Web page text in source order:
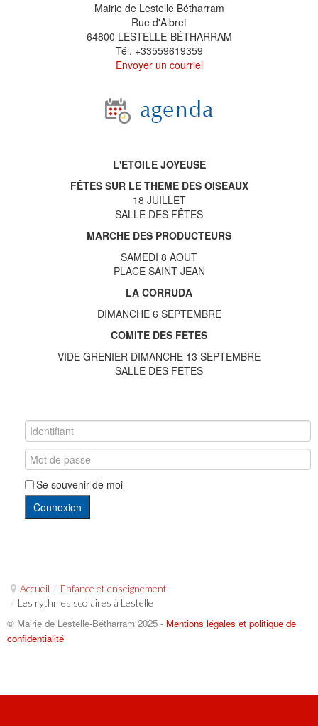
Mairie de Lestelle Bétharram
Rue d'Albret
64800 LESTELLE-BÉTHARRAM
Tél. +33559619359
Envoyer un courriel
L'ETOILE JOYEUSE
FÊTES SUR LE THEME DES OISEAUX
18 JUILLET
SALLE DES FÊTES
MARCHE DES PRODUCTEURS
SAMEDI 8 AOUT
PLACE SAINT JEAN
LA CORRUDA
DIMANCHE 6 SEPTEMBRE
COMITE DES FETES
VIDE GRENIER DIMANCHE 13 SEPTEMBRE
SALLE DES FETES
Se souvenir de moi
Connexion
Accueil / Enfance et enseignement
/ Les rythmes scolaires à Lestelle
© Mairie de Lestelle-Bétharram 2025 - Mentions légales et politique de
confidentialité